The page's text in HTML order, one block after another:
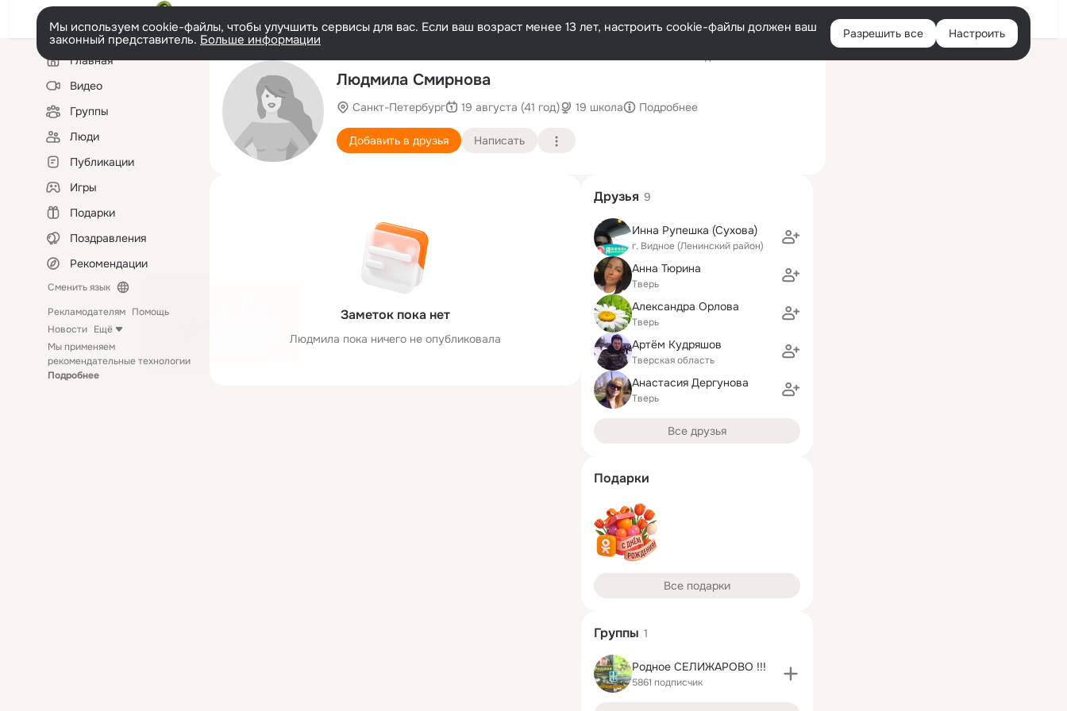
Войти
Мы используем cookie-файлы, чтобы улучшить сервисы для вас. Если ваш возраст менее 13 лет, настроить cookie-файлы должен ваш
законный представитель. Больше информации Разрешить все Настроить
Левая
колонкаГлавная
Видео
Группы
Люди
Публикации
Игры
Подарки
Поздравления
Рекомендации
Сменить язык
Рекламодателям Помощь
Новости Ещё
Мы применяем
рекомендательные технологии
Подробнее
Людмила Смирнова
Санкт-Петербург 19 августа (41 год) 19 школа Подробнее
Добавить в друзья Написать
Заметок пока нет
Людмила пока ничего не опубликовала
Друзья 9
Инна Рупешка (Сухова)
г. Видное (Ленинский район)
Анна Тюрина
Тверь
Александра Орлова
Тверь
Артём Кудряшов
Тверская область
Анастасия Дергунова
Тверь
Все друзья
Подарки
Все подарки
Группы 1
Родное СЕЛИЖАРОВО !!!
5861 подписчик